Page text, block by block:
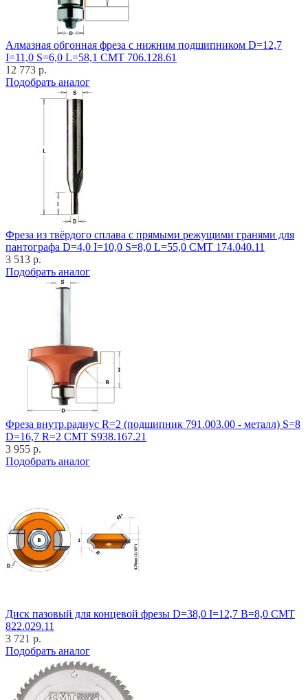
Алмазная обгонная фреза с нижним подшипником D=12,7
I=11,0 S=6,0 L=58,1 CMT 706.128.61
12 773 р.
Подобрать аналог
Фреза из твёрдого сплава с прямыми режущими гранями для
пантографа D=4,0 I=10,0 S=8,0 L=55,0 CMT 174.040.11
3 513 р.
Подобрать аналог
Фреза внутр.радиус R=2 (подшипник 791.003.00 - металл) S=8
D=16,7 R=2 CMT S938.167.21
3 955 р.
Подобрать аналог
Диск пазовый для концевой фрезы D=38,0 I=12,7 B=8,0 CMT
822.029.11
3 721 р.
Подобрать аналог